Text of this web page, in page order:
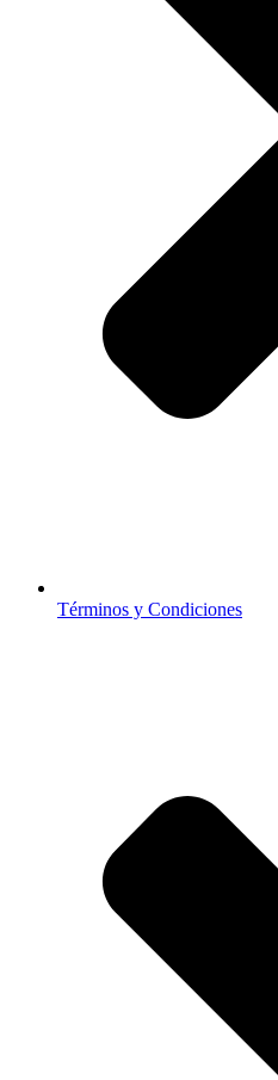
Términos y Condiciones